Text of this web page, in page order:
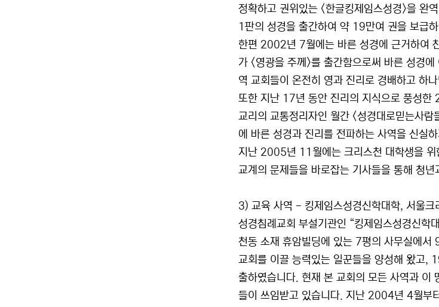
정확하고 권위있는 <한글킹제임스성경>을 완
1판의 성경을 출간하여 약 19만여 권을 보급
한편 2002년 7월에는 바른 성경에 근거하여
가 <영광을 주께>를 출간함으로써 바른 성경
역 교회들이 온전히 영과 진리로 경배하고 하
또한 지난 17년 동안 진리의 지식으로 풍성
교리의 교통정리자인 월간 <성경대로믿는사
에 바른 성경과 진리를 전파하는 사역을 신실
지난 2005년 11월에는 크리스천 대학생을 위
교계의 문제들을 바로잡는 기사들을 통해 청
3) 교육 사역 - 킹제임스성경신학대학, 서울크
성경침례교회 부설기관인 “킹제임스성경신
천동 소재 휴암빌딩에 있는 7평의 사무실에
교회를 이끌 능력있는 일꾼들을 양성해 왔고,
출하였습니다. 현재 본 교회의 모든 사역과 이
들이 쓰임받고 있습니다. 지난 2004년 4월부